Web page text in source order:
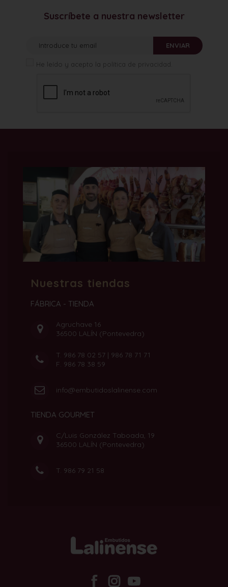
Suscríbete a nuestra newsletter
ENVIAR
He leído y acepto la política de privacidad
Nuestras tiendas
FÁBRICA - TIENDA
Agruchave 16
36500 LALÍN (Pontevedra)
T. 986 78 02 57 | 986 78 71 71
F. 986 78 38 59
info@embutidoslalinense.com
TIENDA GOURMET
C/Luis González Taboada, 19
36500 LALÍN (Pontevedra)
T. 986 79 21 58